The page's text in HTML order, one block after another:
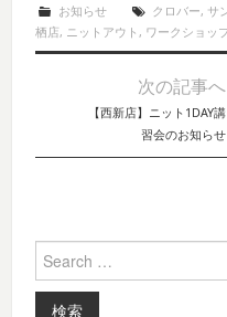
お知らせ クロバー, サ
栖店, ニットアウト , ワークショッ
Post navigation
次の記事へ
【西新店】ニット1DAY講
習会のお知らせ
Search for: